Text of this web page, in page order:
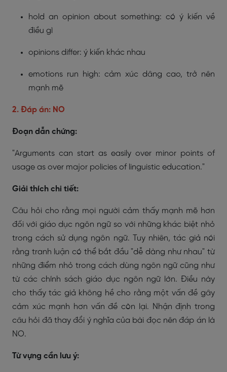
hold an opinion about something: có ý kiến về
điều gì
opinions differ: ý kiến khác nhau
emotions run high: cảm xúc dâng cao, trở nên
mạnh mẽ
2. Đáp án: NO
Đoạn dẫn chứng:
"Arguments can start as easily over minor points of
usage as over major policies of linguistic education."
Giải thích chi tiết:
Câu hỏi cho rằng mọi người cảm thấy mạnh mẽ hơn
đối với giáo dục ngôn ngữ so với những khác biệt nhỏ
trong cách sử dụng ngôn ngữ. Tuy nhiên, tác giả nói
rằng tranh luận có thể bắt đầu "dễ dàng như nhau" từ
những điểm nhỏ trong cách dùng ngôn ngữ cũng như
từ các chính sách giáo dục ngôn ngữ lớn. Điều này
cho thấy tác giả không hề cho rằng một vấn đề gây
cảm xúc mạnh hơn vấn đề còn lại. Nhận định trong
câu hỏi đã thay đổi ý nghĩa của bài đọc nên đáp án là
NO.
Từ vựng cần lưu ý: